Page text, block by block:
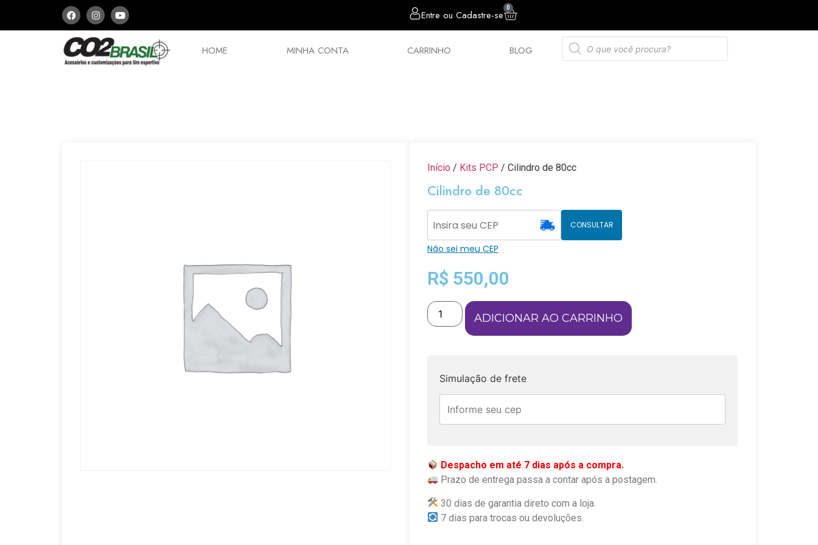
Entre ou Cadastre-se
0
HOME MINHA CONTA CARRINHO BLOG
Início / Kits PCP / Cilindro de 80cc
Cilindro de 80cc
CONSULTAR
Não sei meu CEP
R$ 550,00
ADICIONAR AO CARRINHO
Simulação de frete
Despacho em até 7 dias após a compra.
Prazo de entrega passa a contar após a postagem.
30 dias de garantia direto com a loja.
7 dias para trocas ou devoluções.